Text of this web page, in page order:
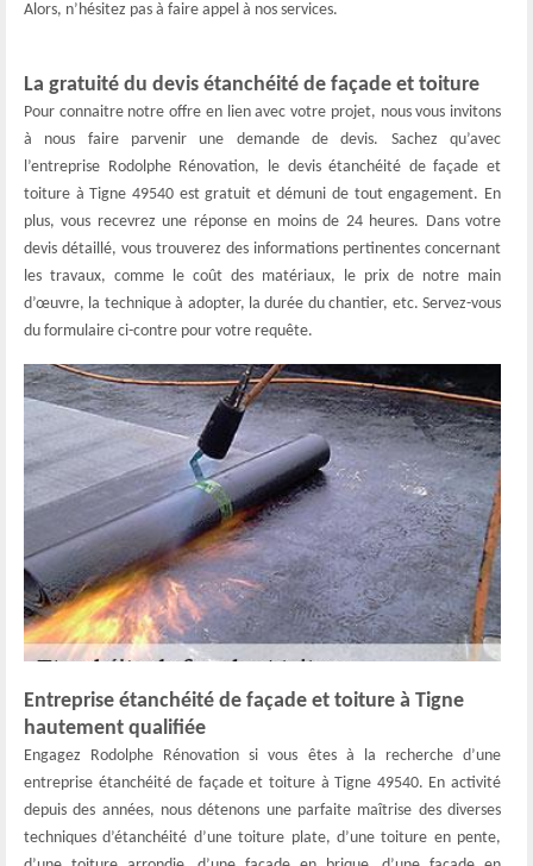
Alors, n’hésitez pas à faire appel à nos services.
La gratuité du devis étanchéité de façade et toiture
Pour connaitre notre offre en lien avec votre projet, nous vous invitons
à nous faire parvenir une demande de devis. Sachez qu’avec
l’entreprise Rodolphe Rénovation, le devis étanchéité de façade et
toiture à Tigne 49540 est gratuit et démuni de tout engagement. En
plus, vous recevrez une réponse en moins de 24 heures. Dans votre
devis détaillé, vous trouverez des informations pertinentes concernant
les travaux, comme le coût des matériaux, le prix de notre main
d’œuvre, la technique à adopter, la durée du chantier, etc. Servez-vous
du formulaire ci-contre pour votre requête.
Entreprise étanchéité de façade et toiture à Tigne
hautement qualifiée
Engagez Rodolphe Rénovation si vous êtes à la recherche d’une
entreprise étanchéité de façade et toiture à Tigne 49540. En activité
depuis des années, nous détenons une parfaite maîtrise des diverses
techniques d’étanchéité d’une toiture plate, d’une toiture en pente,